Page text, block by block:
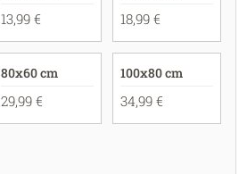
13,99 € 18,99 €
80x60 cm
29,99 €
100x80 cm
34,99 €